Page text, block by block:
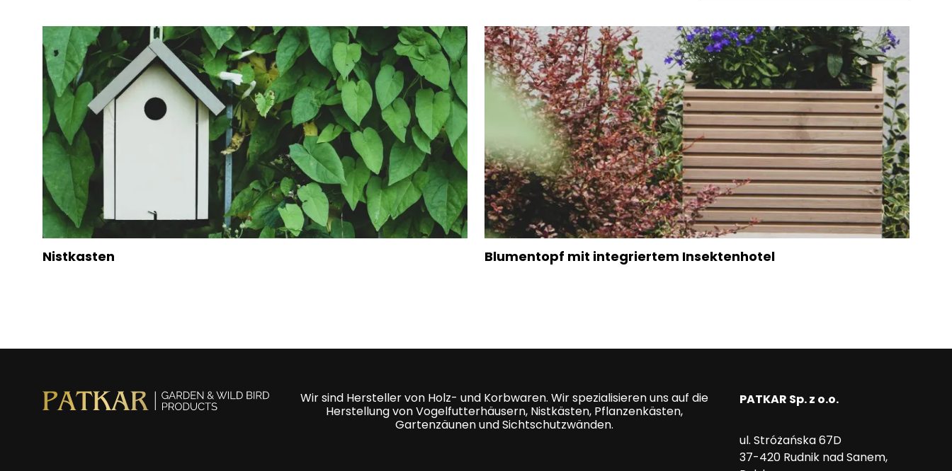
Nistkasten Blumentopf mit integriertem Insektenhotel
Wir sind Hersteller von Holz- und Korbwaren. Wir spezialisieren uns auf die
Herstellung von Vogelfutterhäusern, Nistkästen, Pflanzenkästen,
Gartenzäunen und Sichtschutzwänden.
PATKAR Sp. z o.o.
ul. Stróżańska 67D
37-420 Rudnik nad Sanem,